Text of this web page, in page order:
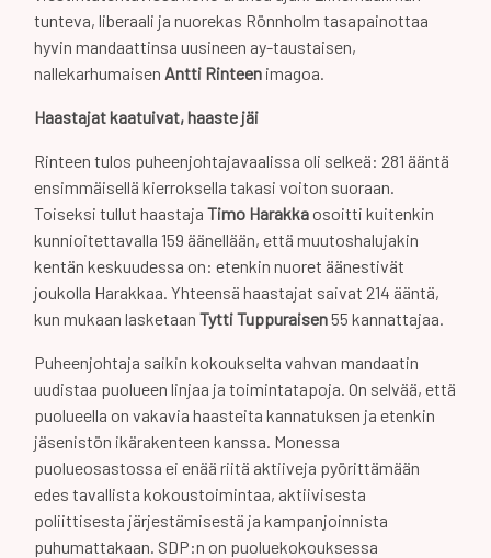
tunteva, liberaali ja nuorekas Rönnholm tasapainottaa
hyvin mandaattinsa uusineen ay-taustaisen,
nallekarhumaisen Antti Rinteen imagoa.
Haastajat kaatuivat, haaste jäi
Rinteen tulos puheenjohtajavaalissa oli selkeä: 281 ääntä
ensimmäisellä kierroksella takasi voiton suoraan.
Toiseksi tullut haastaja Timo Harakkaosoitti kuitenkin
kunnioitettavalla 159 äänellään, että muutoshalujakin
kentän keskuudessa on: etenkin nuoret äänestivät
joukolla Harakkaa. Yhteensä haastajat saivat 214 ääntä,
kun mukaan lasketaan Tytti Tuppuraisen55 kannattajaa.
Puheenjohtaja saikin kokoukselta vahvan mandaatin
uudistaa puolueen linjaa ja toimintatapoja. On selvää, että
puolueella on vakavia haasteita kannatuksen ja etenkin
jäsenistön ikärakenteen kanssa. Monessa
puolueosastossa ei enää riitä aktiiveja pyörittämään
edes tavallista kokoustoimintaa, aktiivisesta
poliittisesta järjestämisestä ja kampanjoinnista
puhumattakaan. SDP:n on puoluekokouksessa